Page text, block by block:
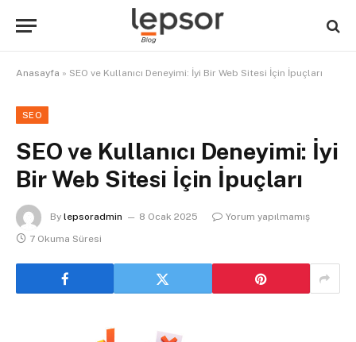
Anasayfa » SEO ve Kullanıcı Deneyimi: İyi Bir Web Sitesi İçin İpuçları
SEO
SEO ve Kullanıcı Deneyimi: İyi
Bir Web Sitesi İçin İpuçları
By lepsoradmin 8 Ocak 2025
Yorum yapılmamış
7 Okuma Süresi